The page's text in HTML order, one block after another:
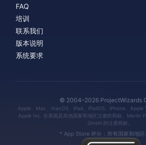
FAQ
培训
联系我们
版本说明
系统要求
© 2004–2026 ProjectWizards
Apple、Mac、macOS、iPad、iPadOS、iPhone、Apple
Apple Inc. 在美国及其他国家和地区注册的商标。Merlin
GmbH 的注册商标。
* App Store 评分：所有国家和地区